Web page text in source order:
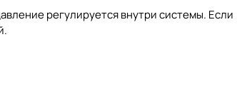
регулируется внутри системы. Если